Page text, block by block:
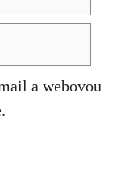
a webovou